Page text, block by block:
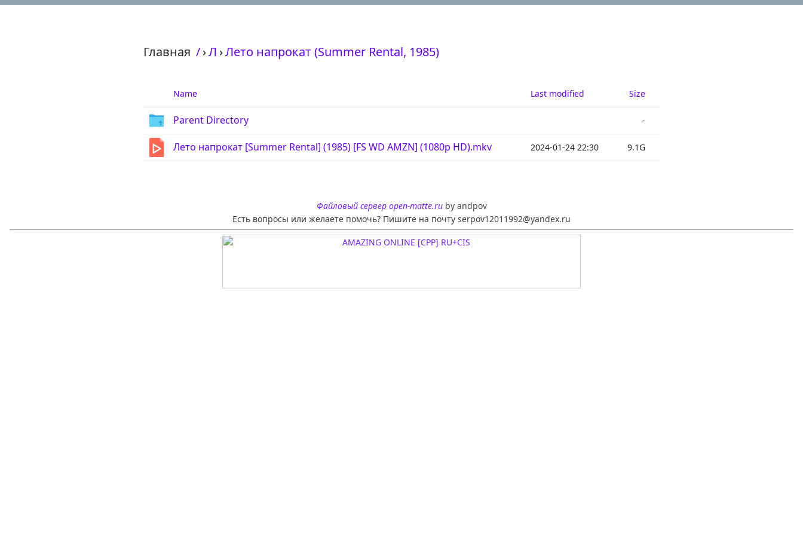
Главная /›Л ›Лето напрокат (Summer Rental, 1985)
Name Last modified Size
Parent Directory -
Лето напрокат [Summer Rental] (1985) [FS WD AMZN] (1080p HD).mkv 2024-01-24 22:30 9.1G
Файловый сервер open-matte.ruby andpov
Есть вопросы или желаете помочь? Пишите на почту serpov12011992@yandex.ru